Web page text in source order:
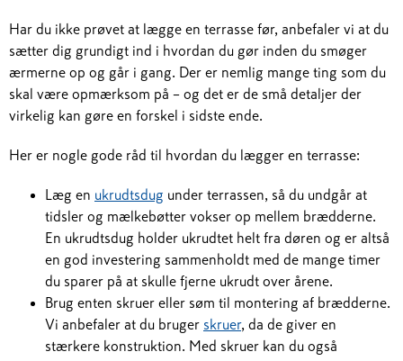
Har du ikke prøvet at lægge en terrasse før, anbefaler vi at du
sætter dig grundigt ind i hvordan du gør inden du smøger
ærmerne op og går i gang. Der er nemlig mange ting som du
skal være opmærksom på – og det er de små detaljer der
virkelig kan gøre en forskel i sidste ende.
Her er nogle gode råd til hvordan du lægger en terrasse:
Læg en ukrudtsdug under terrassen, så du undgår at
tidsler og mælkebøtter vokser op mellem brædderne.
En ukrudtsdug holder ukrudtet helt fra døren og er altså
en god investering sammenholdt med de mange timer
du sparer på at skulle fjerne ukrudt over årene.
Brug enten skruer eller søm til montering af brædderne.
Vi anbefaler at du bruger skruer, da de giver en
stærkere konstruktion. Med skruer kan du også